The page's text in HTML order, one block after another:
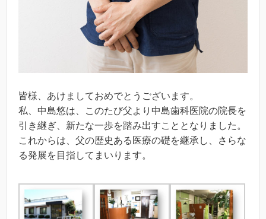
皆様、あけましておめでとうございます。
私、中島悠は、このたび父より中島歯科医院の院長を
引き継ぎ、新たな一歩を踏み出すこととなりました。
これからは、父の歴史ある医療の礎を継承し、さらな
る発展を目指してまいります。